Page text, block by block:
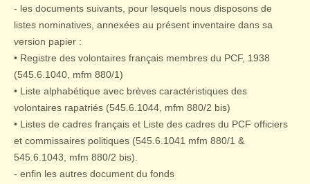
- les documents suivants, pour lesquels nous disposons de
listes nominatives, annexées au présent inventaire dans sa
version papier :
• Registre des volontaires français membres du PCF, 1938
(545.6.1040, mfm 880/1)
• Liste alphabétique avec brèves caractéristiques des
volontaires rapatriés (545.6.1044, mfm 880/2 bis)
• Listes de cadres français et Liste des cadres du PCF officiers
et commissaires politiques (545.6.1041 mfm 880/1 &
545.6.1043, mfm 880/2 bis).
- enfin les autres document du fonds